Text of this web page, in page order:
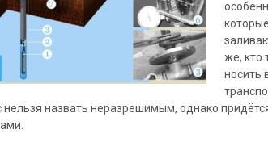
же, кто
носить
нельзя назвать неразрешимым, однако